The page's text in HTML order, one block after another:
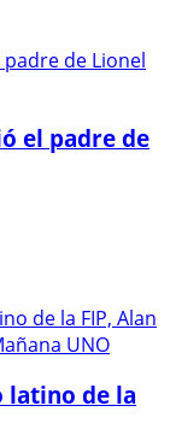
el padre de
latino de la